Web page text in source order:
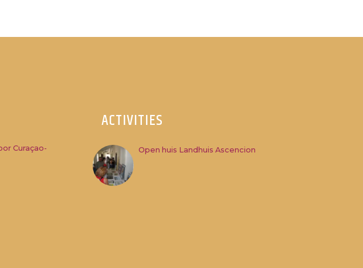
Curaçao-
ACTIVITIES
Open huis Landhuis Ascencion